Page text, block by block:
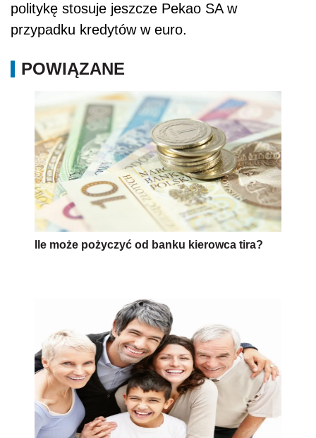
politykę stosuje jeszcze Pekao SA w
przypadku kredytów w euro.
POWIĄZANE
Ile może pożyczyć od banku kierowca tira?